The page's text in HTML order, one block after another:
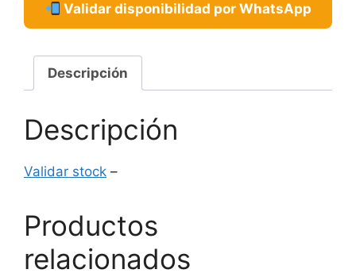
Validar disponibilidad por WhatsApp
Descripción
Descripción
Validar stock –
Productos
relacionados